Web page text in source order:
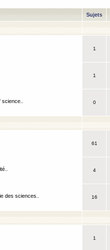
Sujets
1
1
0
61
4
des sciences..
16
1